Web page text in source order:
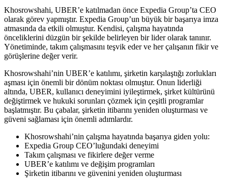
Khosrowshahi, UBER’e katılmadan önce Expedia Group’ta CEO
olarak görev yapmıştır. Expedia Group’un büyük bir başarıya imza
atmasında da etkili olmuştur. Kendisi, çalışma hayatında
önceliklerini düzgün bir şekilde belirleyen bir lider olarak tanınır.
Yönetiminde, takım çalışmasını teşvik eder ve her çalışanın fikir ve
görüşlerine değer verir.
Khosrowshahi’nin UBER’e katılımı, şirketin karşılaştığı zorlukları
aşması için önemli bir dönüm noktası olmuştur. Onun liderliği
altında, UBER, kullanıcı deneyimini iyileştirmek, şirket kültürünü
değiştirmek ve hukuki sorunları çözmek için çeşitli programlar
başlatmıştır. Bu çabalar, şirketin itibarını yeniden oluşturması ve
güveni sağlaması için önemli adımlardır.
Khosrowshahi’nin çalışma hayatında başarıya giden yolu:
Expedia Group CEO’luğundaki deneyimi
Takım çalışması ve fikirlere değer verme
UBER’e katılımı ve değişim programları
Şirketin itibarını ve güvenini yeniden oluşturması